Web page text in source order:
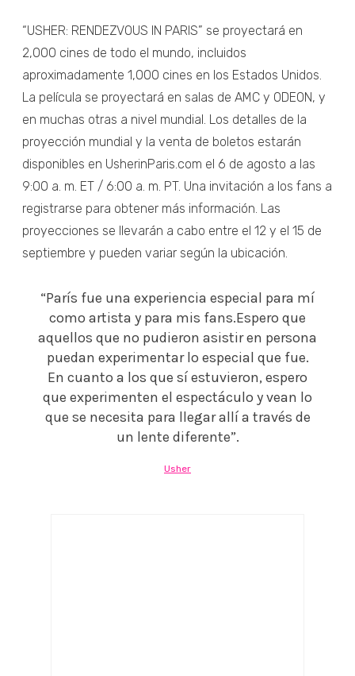
“USHER: RENDEZVOUS IN PARIS” se proyectará en
2,000 cines de todo el mundo, incluidos
aproximadamente 1,000 cines en los Estados Unidos.
La película se proyectará en salas de AMC y ODEON, y
en muchas otras a nivel mundial. Los detalles de la
proyección mundial y la venta de boletos estarán
disponibles en UsherinParis.com el 6 de agosto a las
9:00 a. m. ET / 6:00 a. m. PT. Una invitación a los fans a
registrarse para obtener más información. Las
proyecciones se llevarán a cabo entre el 12 y el 15 de
septiembre y pueden variar según la ubicación.
“París fue una experiencia especial para mí
como artista y para mis fans.Espero que
aquellos que no pudieron asistir en persona
puedan experimentar lo especial que fue.
En cuanto a los que sí estuvieron, espero
que experimenten el espectáculo y vean lo
que se necesita para llegar allí a través de
un lente diferente”.
Usher